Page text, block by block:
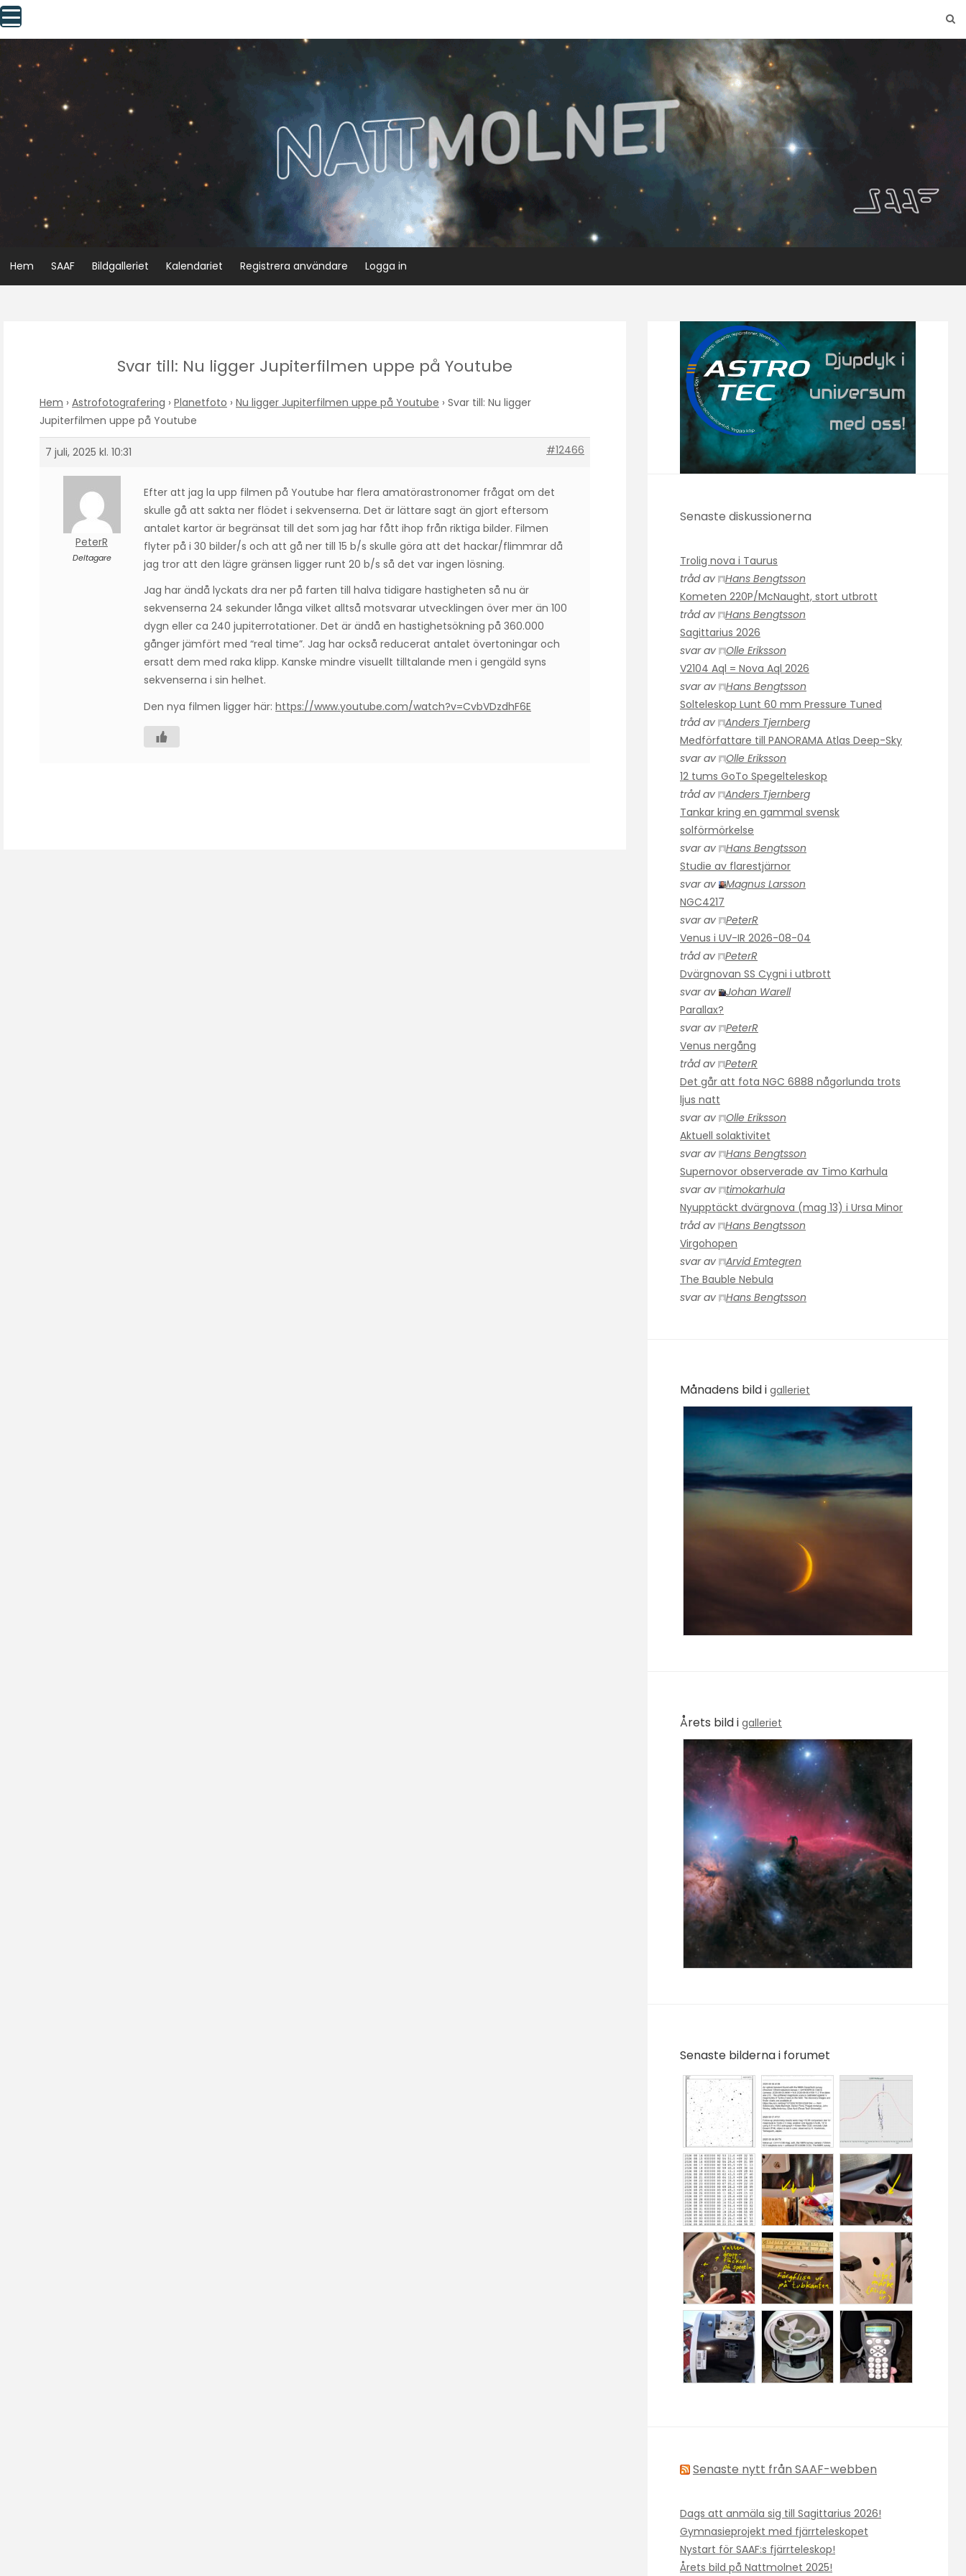
Skip
to
content
Hem SAAF Bildgalleriet Kalendariet Registrera användare Logga in
Svar till: Nu ligger Jupiterfilmen uppe på Youtube
Hem › Astrofotografering › Planetfoto › Nu ligger Jupiterfilmen uppe på Youtube › Svar till: Nu ligger
Jupiterfilmen uppe på Youtube
7 juli, 2025 kl. 10:31 #12466
PeterR
Deltagare
Efter att jag la upp filmen på Youtube har flera amatörastronomer frågat om det
skulle gå att sakta ner flödet i sekvenserna. Det är lättare sagt än gjort eftersom
antalet kartor är begränsat till det som jag har fått ihop från riktiga bilder. Filmen
flyter på i 30 bilder/s och att gå ner till 15 b/s skulle göra att det hackar/flimmrar då
jag tror att den lägre gränsen ligger runt 20 b/s så det var ingen lösning.
Jag har ändå lyckats dra ner på farten till halva tidigare hastigheten så nu är
sekvenserna 24 sekunder långa vilket alltså motsvarar utvecklingen över mer än 100
dygn eller ca 240 jupiterrotationer. Det är ändå en hastighetsökning på 360.000
gånger jämfört med “real time”. Jag har också reducerat antalet övertoningar och
ersatt dem med raka klipp. Kanske mindre visuellt tilltalande men i gengäld syns
sekvenserna i sin helhet.
Den nya filmen ligger här: https://www.youtube.com/watch?v=CvbVDzdhF6E
Senaste diskussionerna
Trolig nova i Taurus
tråd av
Hans Bengtsson
Kometen 220P/McNaught, stort utbrott
tråd av
Hans Bengtsson
Sagittarius 2026
svar av
Olle Eriksson
V2104 Aql = Nova Aql 2026
svar av
Hans Bengtsson
Solteleskop Lunt 60 mm Pressure Tuned
tråd av
Anders Tjernberg
Medförfattare till PANORAMA Atlas Deep-Sky
svar av
Olle Eriksson
12 tums GoTo Spegelteleskop
tråd av
Anders Tjernberg
Tankar kring en gammal svensk
solförmörkelse
svar av
Hans Bengtsson
Studie av flarestjärnor
svar av
Magnus Larsson
NGC4217
svar av
PeterR
Venus i UV-IR 2026-08-04
tråd av
PeterR
Dvärgnovan SS Cygni i utbrott
svar av
Johan Warell
Parallax?
svar av
PeterR
Venus nergång
tråd av
PeterR
Det går att fota NGC 6888 någorlunda trots
ljus natt
svar av
Olle Eriksson
Aktuell solaktivitet
svar av
Hans Bengtsson
Supernovor observerade av Timo Karhula
svar av
timokarhula
Nyupptäckt dvärgnova (mag 13) i Ursa Minor
tråd av
Hans Bengtsson
Virgohopen
svar av
Arvid Emtegren
The Bauble Nebula
svar av
Hans Bengtsson
Månadens bild i galleriet
Årets bild i galleriet
Senaste bilderna i forumet
Senaste nytt från SAAF-webben
Dags att anmäla sig till Sagittarius 2026!
Gymnasieprojekt med fjärrteleskopet
Nystart för SAAF:s fjärrteleskop!
Årets bild på Nattmolnet 2025!